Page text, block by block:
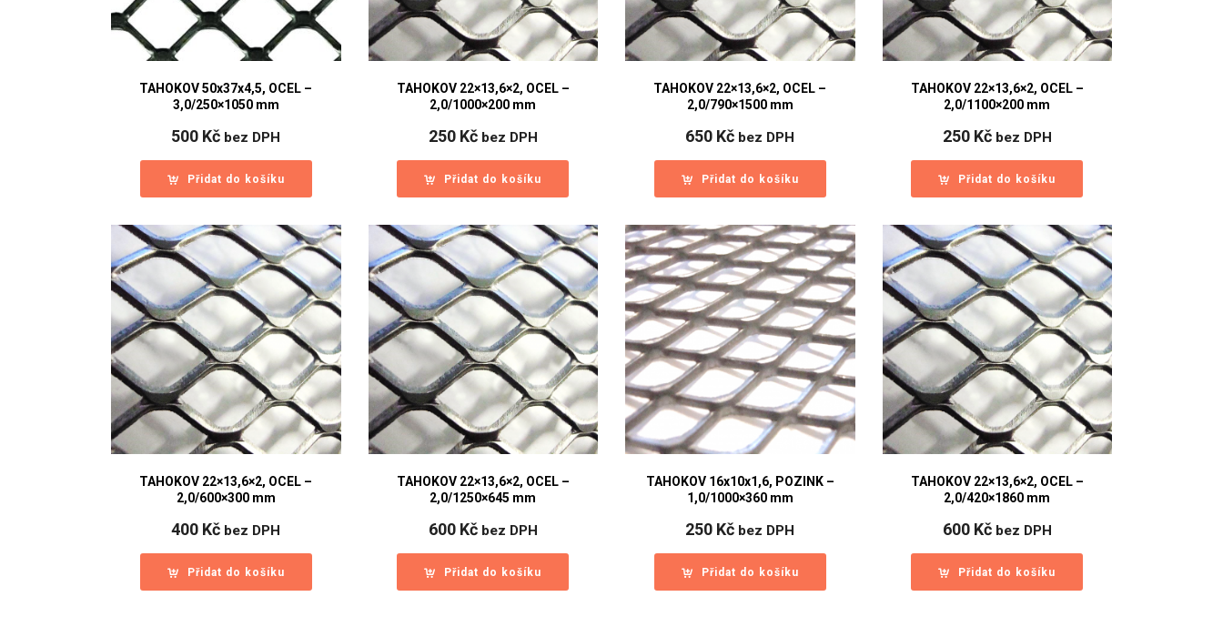
TAHOKOV 50x37x4,5, OCEL –
3,0/250×1050 mm
500 Kč bez DPH
Přidat do košíku
TAHOKOV 22×13,6×2, OCEL –
2,0/1000×200 mm
250 Kč bez DPH
Přidat do košíku
TAHOKOV 22×13,6×2, OCEL –
2,0/790×1500 mm
650 Kč bez DPH
Přidat do košíku
TAHOKOV 22×13,6×2, OCEL –
2,0/1100×200 mm
250 Kč bez DPH
Přidat do košíku
TAHOKOV 22×13,6×2, OCEL –
2,0/600×300 mm
400 Kč bez DPH
Přidat do košíku
TAHOKOV 22×13,6×2, OCEL –
2,0/1250×645 mm
600 Kč bez DPH
Přidat do košíku
TAHOKOV 16x10x1,6, POZINK –
1,0/1000×360 mm
250 Kč bez DPH
Přidat do košíku
TAHOKOV 22×13,6×2, OCEL –
2,0/420×1860 mm
600 Kč bez DPH
Přidat do košíku